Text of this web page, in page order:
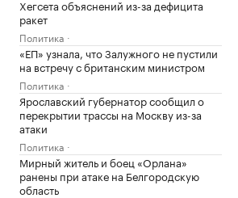
Хегсета объяснений из-за дефицита
ракет
Политика
«ЕП» узнала, что Залужного не пустили
на встречу с британским министром
Политика
Ярославский губернатор сообщил о
перекрытии трассы на Москву из-за
атаки
Политика
Мирный житель и боец «Орлана»
ранены при атаке на Белгородскую
область